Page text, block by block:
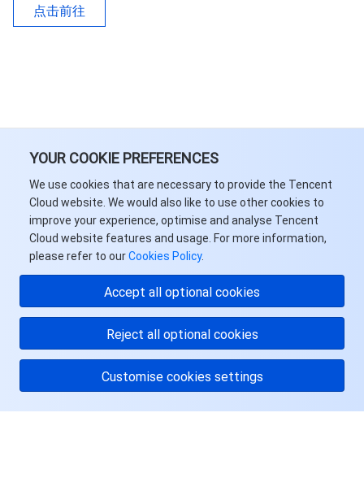
YOUR COOKIE PREFERENCES
We use cookies that are necessary to provide the Tencent
Cloud website. We would also like to use other cookies to
improve your experience, optimise and analyse Tencent
Cloud website features and usage. For more information,
please refer to ourCookies Policy.
Accept all optional cookies
Reject all optional cookies
Customise cookies settings
点击前往